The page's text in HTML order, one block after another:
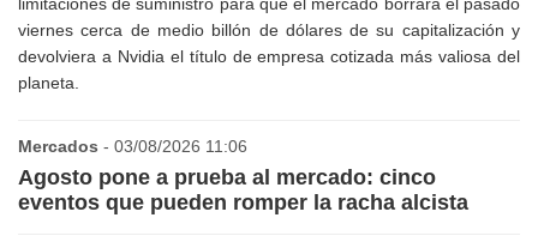
viernes cerca de medio billón de dólares de su capitalización y
devolviera a Nvidia el título de empresa cotizada más valiosa del
planeta.
Mercados - 03/08/2026 11:06
Agosto pone a prueba al mercado: cinco
eventos que pueden romper la racha alcista